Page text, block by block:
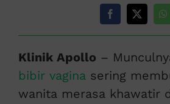
Klinik Apollo –
bibir vaginasering
wanita merasa khawatir